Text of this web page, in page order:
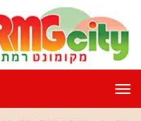
תפריט